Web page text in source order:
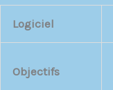
Logiciel
Objectifs